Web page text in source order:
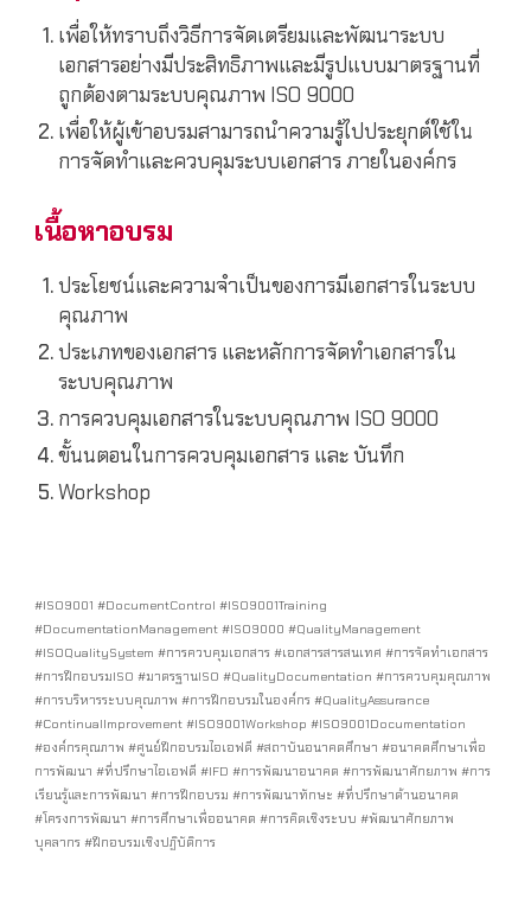
เพื่อให้ทราบถึงวิธีการจัดเตรียมและพัฒนาระบบ
เอกสารอย่างมีประสิทธิภาพและมีรูปแบบมาตรฐานที่
ถูกต้องตามระบบคุณภาพ ISO 9000
เพื่อให้ผู้เข้าอบรมสามารถนำความรู้ไปประยุกต์ใช้ใน
การจัดทำและควบคุมระบบเอกสาร ภายในองค์กร
เนื้อหาอบรม
ประโยชน์และความจำเป็นของการมีเอกสารในระบบ
คุณภาพ
ประเภทของเอกสาร และหลักการจัดทำเอกสารใน
ระบบคุณภาพ
การควบคุมเอกสารในระบบคุณภาพ ISO 9000
ขั้นนตอนในการควบคุมเอกสาร และ บันทึก
Workshop
#ISO9001 #DocumentControl #ISO9001Training
#DocumentationManagement #ISO9000 #QualityManagement
#ISOQualitySystem #การควบคุมเอกสาร #เอกสารสารสนเทศ #การจัดทำเอกสาร
#การฝึกอบรมISO #มาตรฐานISO #QualityDocumentation #การควบคุมคุณภาพ
#การบริหารระบบคุณภาพ #การฝึกอบรมในองค์กร #QualityAssurance
#ContinualImprovement #ISO9001Workshop #ISO9001Documentation
#องค์กรคุณภาพ #ศูนย์ฝึกอบรมไอเอฟดี #สถาบันอนาคตศึกษา #อนาคตศึกษาเพื่อ
การพัฒนา #ที่ปรึกษาไอเอฟดี #IFD #การพัฒนาอนาคต #การพัฒนาศักยภาพ #การ
เรียนรู้และการพัฒนา #การฝึกอบรม #การพัฒนาทักษะ #ที่ปรึกษาด้านอนาคต
#โครงการพัฒนา #การศึกษาเพื่ออนาคต #การคิดเชิงระบบ #พัฒนาศักยภาพ
บุคลากร #ฝึกอบรมเชิงปฏิบัติการ